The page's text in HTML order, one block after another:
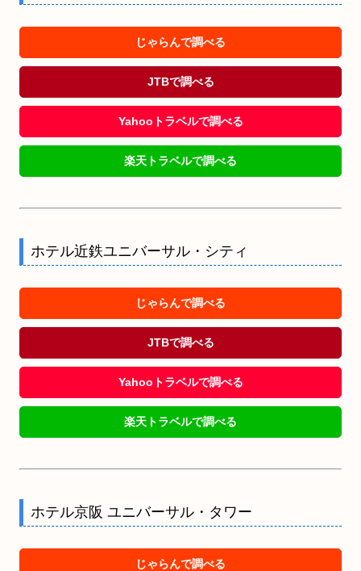
じゃらんで調べる
JTBで調べる
Yahooトラベルで調べる
楽天トラベルで調べる
ホテル近鉄ユニバーサル・シティ
じゃらんで調べる
JTBで調べる
Yahooトラベルで調べる
楽天トラベルで調べる
ホテル京阪 ユニバーサル・タワー
じゃらんで調べる